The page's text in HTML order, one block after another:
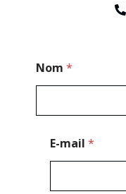
Nom *
E-mail *